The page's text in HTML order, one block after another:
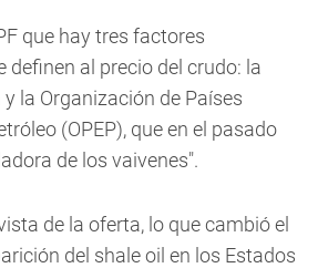
que hay tres factores
definen al precio del crudo: la
la Organización de Países
(OPEP), que en el pasado
de los vaivenes".
de la oferta, lo que cambió el
del shale oil en los Estados